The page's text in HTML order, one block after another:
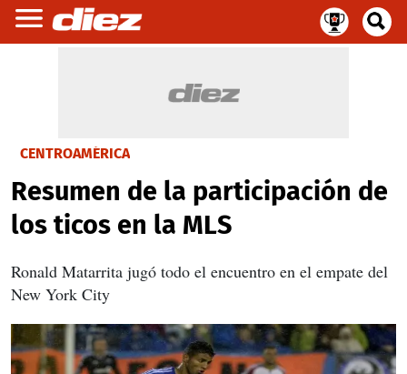
CENTROAMÉRICA
Resumen de la participación de
los ticos en la MLS
Ronald Matarrita jugó todo el encuentro en el empate del
New York City